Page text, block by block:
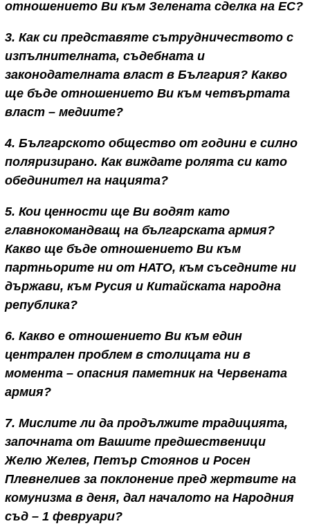
отношението Ви към Зелената сделка на ЕС?
3. Как си представяте сътрудничеството с
изпълнителната, съдебната и
законодателната власт в България? Какво
ще бъде отношението Ви към четвъртата
власт – медиите?
4. Българското общество от години е силно
поляризирано. Как виждате ролята си като
обединител на нацията?
5. Кои ценности ще Ви водят като
главнокомандващ на българската армия?
Какво ще бъде отношението Ви към
партньорите ни от НАТО, към съседните ни
държави, към Русия и Китайската народна
република?
6. Какво е отношението Ви към един
централен проблем в столицата ни в
момента – опасния паметник на Червената
армия?
7. Мислите ли да продължите традицията,
започната от Вашите предшественици
Желю Желев, Петър Стоянов и Росен
Плевнелиев за поклонение пред жертвите на
комунизма в деня, дал началото на Народния
съд – 1 февруари?